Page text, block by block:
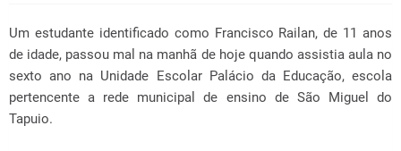
Um estudante identificado como Francisco Railan, de 11 anos
de idade, passou mal na manhã de hoje quando assistia aula no
sexto ano na Unidade Escolar Palácio da Educação, escola
pertencente a rede municipal de ensino de São Miguel do
Tapuio.